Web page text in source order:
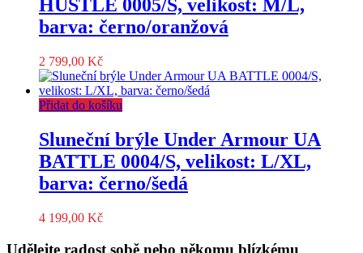
HUSTLE 0005/S, velikost: M/L,
barva: černo/oranžová
2 799,00 Kč
Přidat do košíku
Sluneční brýle Under Armour UA
BATTLE 0004/S, velikost: L/XL,
barva: černo/šedá
4 199,00 Kč
Udělejte radost sobě nebo někomu blízkému